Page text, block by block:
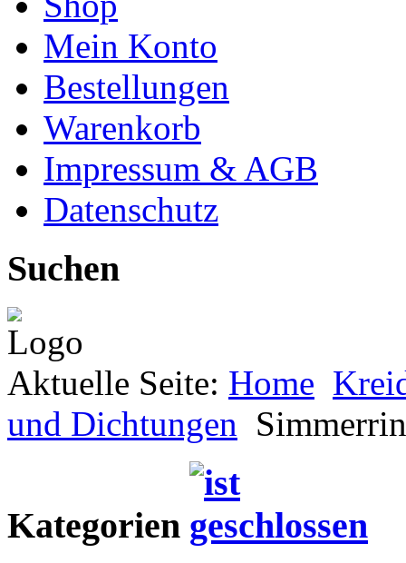
Mein Konto
Bestellungen
Warenkorb
Impressum & AGB
Datenschutz
Suchen
Aktuelle Seite: Home
und Dichtungen
Kategorien